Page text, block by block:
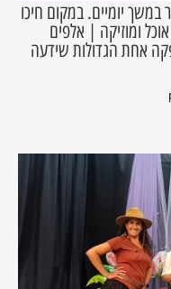
במשך יומיים. במקום חיכו
ומוזיקה | אלפים
אחת הגדולות שידעה